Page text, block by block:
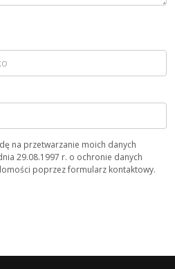
na przetwarzanie moich danych
29.08.1997 r. o ochronie danych
poprzez formularz kontaktowy.